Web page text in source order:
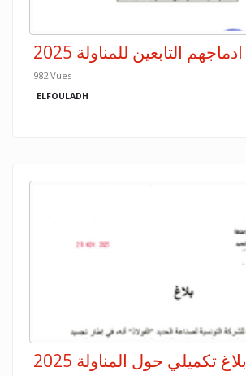
982 Vues
ELFOULADH
بلاغ تكميلي حول المناولة 2025